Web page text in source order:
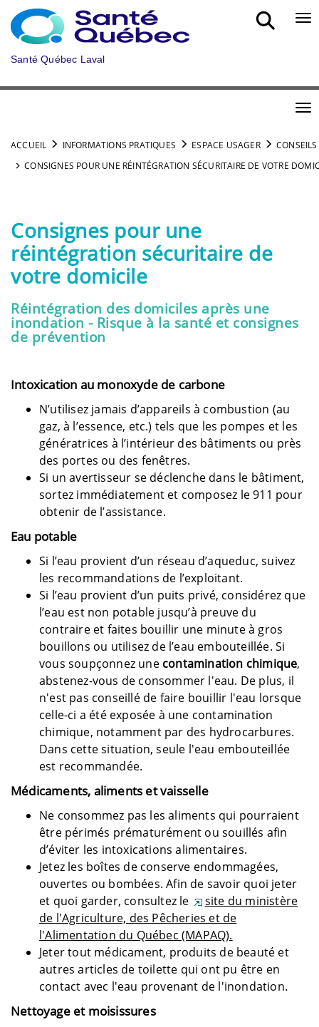
Aller au menu principal
Santé Québec Laval
ACCUEIL INFORMATIONS PRATIQUES ESPACE USAGER
CONSIGNES POUR UNE RÉINTÉGRATION SÉCURITAIRE DE VOTRE
Consignes pour une
réintégration sécuritaire de
votre domicile
Réintégration des domiciles après une
inondation - Risque à la santé et consignes
de prévention
Intoxication au monoxyde de carbone
N’utilisez jamais d’appareils à combustion (au
gaz, à l’essence, etc.) tels que les pompes et les
génératrices à l’intérieur des bâtiments ou près
des portes ou des fenêtres.
Si un avertisseur se déclenche dans le bâtiment,
sortez immédiatement et composez le 911 pour
obtenir de l’assistance.
Eau potable
Si l’eau provient d’un réseau d’aqueduc, suivez
les recommandations de l’exploitant.
Si l’eau provient d’un puits privé, considérez que
l’eau est non potable jusqu’à preuve du
contraire et faites bouillir une minute à gros
bouillons ou utilisez de l’eau embouteillée. Si
vous soupçonnez unecontamination chimique,
abstenez-vous de consommer l'eau. De plus, il
n'est pas conseillé de faire bouillir l'eau lorsque
celle-ci a été exposée à une contamination
chimique, notamment par des hydrocarbures.
Dans cette situation, seule l'eau embouteillée
est recommandée.
Médicaments, aliments et vaisselle
Ne consommez pas les aliments qui pourraient
être périmés prématurément ou souillés afin
d’éviter les intoxications alimentaires.
Jetez les boîtes de conserve endommagées,
ouvertes ou bombées. Afin de savoir quoi jeter
et quoi garder, consultez le
site du ministère
de l'Agriculture, des Pêcheries et de
l'Alimentation du Québec (MAPAQ).
Jeter tout médicament, produits de beauté et
autres articles de toilette qui ont pu être en
contact avec l'eau provenant de l'inondation.
Nettoyage et moisissures